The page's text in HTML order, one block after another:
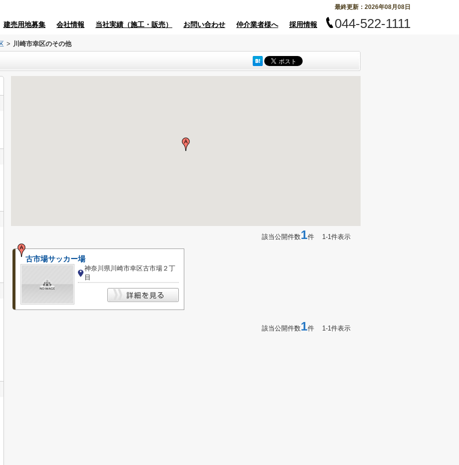
最終更新：2026年08月08日
建売用地募集 会社情報 当社実績（施工・販売） お問い合わせ 仲介業者様へ 採用情報 044-522-1111
> 川崎市幸区のその他
該当公開件数1件 1-1件表示
古市場サッカー場
神奈川県川崎市幸区古市場２丁
目
該当公開件数1件 1-1件表示